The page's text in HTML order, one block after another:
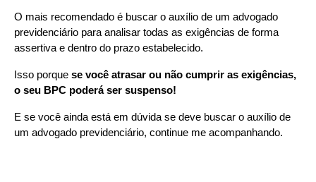
O mais recomendado é buscar o auxílio de um advogado
previdenciário para analisar todas as exigências de forma
assertiva e dentro do prazo estabelecido.
Isso porque se você atrasar ou não cumprir as exigências,
o seu BPC poderá ser suspenso!
E se você ainda está em dúvida se deve buscar o auxílio de
um advogado previdenciário, continue me acompanhando.